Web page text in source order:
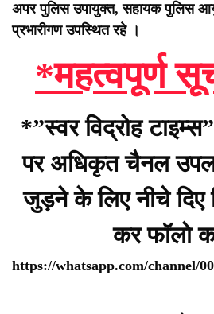
अपर पुलिस उपायुक्त, सहायक पुलिस
प्रभारीगण उपस्थित रहे ।
*महत्वपूर्ण
*”स्वर विद्रोह
पर अधिकृत चैनल
जुड़ने के लिए नीचे दिए
कर फॉलो
https://whatsapp.com/channel/